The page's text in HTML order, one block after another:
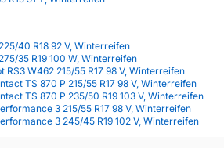
40 R18 92 V, Winterreifen
35 R19 100 W, Winterreifen
RS3 W462 215/55 R17 98 V, Winterreifen
TS 870 P 215/55 R17 98 V, Winterreifen
TS 870 P 235/50 R19 103 V, Winterreifen
3 215/55 R17 98 V, Winterreifen
3 245/45 R19 102 V, Winterreifen